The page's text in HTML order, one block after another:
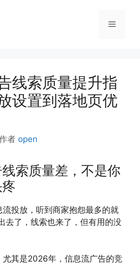
菜
线索质量提升指
设置到落地页优
者 open
索质量差，不是你
投放，听到商家抱怨最多的就
去了，线索也来了，但有用的没
尤其是2026年，信息流广告的竞